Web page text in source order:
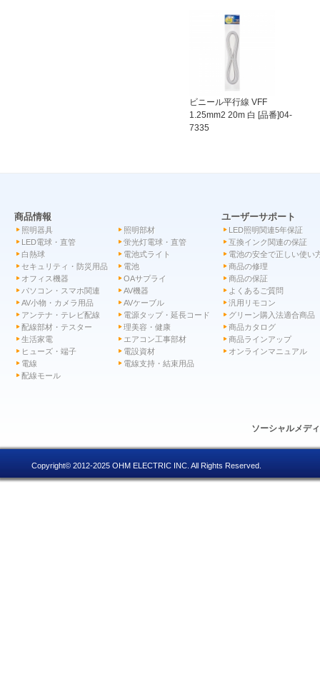
ビニール平行線 VFF
1.25mm2 20m 白 [品番]04-
7335
商品情報
照明器具
照明部材
LED電球・直管
蛍光灯電球・直管
白熱球
電池式ライト
セキュリティ・防災用品
電池
オフィス機器
OAサプライ
パソコン・スマホ関連
AV機器
AV小物・カメラ用品
AVケーブル
アンテナ・テレビ配線
電源タップ・延長コード
配線部材・テスター
理美容・健康
生活家電
エアコン工事部材
ヒューズ・端子
電設資材
電線
電線支持・結束用品
配線モール
ユーザーサポート
LED照明関連5年保証
互換インク関連の保証
電池の安全で正しい使い
商品の修理
商品の保証
よくあるご質問
汎用リモコン
グリーン購入法適合商品
商品カタログ
商品ラインアップ
オンラインマニュアル
ソーシャルメデ
Copyright© 2012-2025 OHM ELECTRIC INC. All Rights Reserved.